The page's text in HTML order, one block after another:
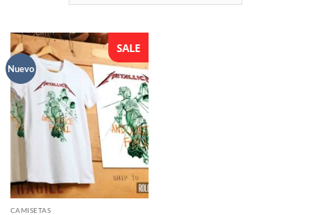
Nuevo
SALE
CAMISETAS